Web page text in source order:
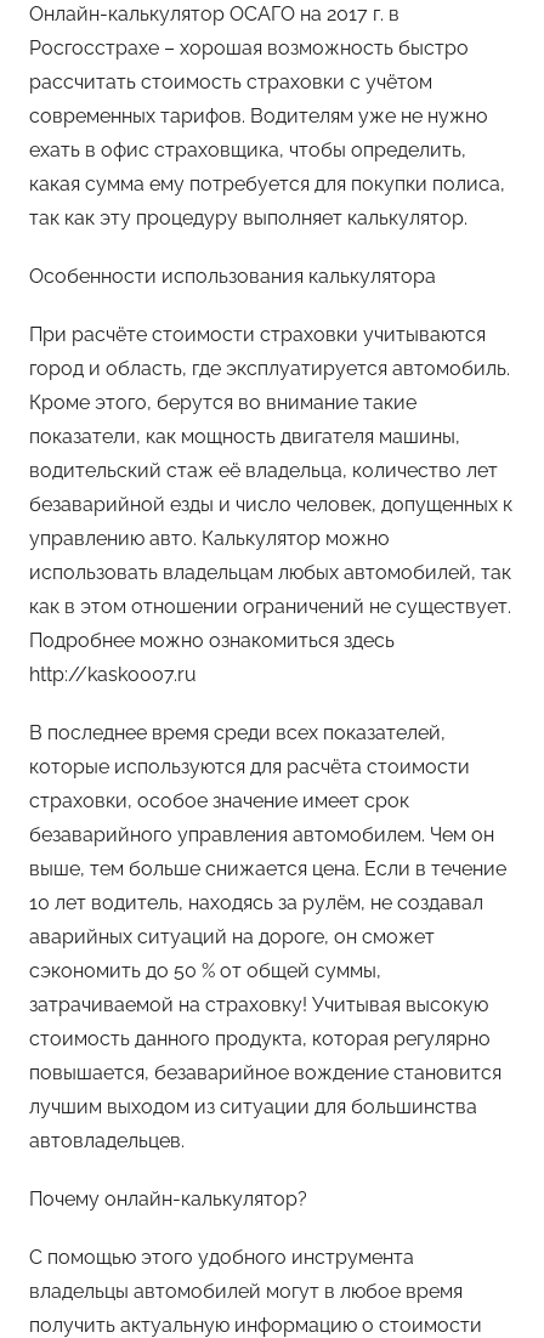
Онлайн-калькулятор ОСАГО на 2017 г. в
Росгосстрахе – хорошая возможность быстро
рассчитать стоимость страховки с учётом
современных тарифов. Водителям уже не нужно
ехать в офис страховщика, чтобы определить,
какая сумма ему потребуется для покупки полиса,
так как эту процедуру выполняет калькулятор.
Особенности использования калькулятора
При расчёте стоимости страховки учитываются
город и область, где эксплуатируется автомобиль.
Кроме этого, берутся во внимание такие
показатели, как мощность двигателя машины,
водительский стаж её владельца, количество лет
безаварийной езды и число человек, допущенных к
управлению авто. Калькулятор можно
использовать владельцам любых автомобилей, так
как в этом отношении ограничений не существует.
Подробнее можно ознакомиться здесь
http://kasko007.ru
В последнее время среди всех показателей,
которые используются для расчёта стоимости
страховки, особое значение имеет срок
безаварийного управления автомобилем. Чем он
выше, тем больше снижается цена. Если в течение
10 лет водитель, находясь за рулём, не создавал
аварийных ситуаций на дороге, он сможет
сэкономить до 50 % от общей суммы,
затрачиваемой на страховку! Учитывая высокую
стоимость данного продукта, которая регулярно
повышается, безаварийное вождение становится
лучшим выходом из ситуации для большинства
автовладельцев.
Почему онлайн-калькулятор?
С помощью этого удобного инструмента
владельцы автомобилей могут в любое время
получить актуальную информацию о стоимости